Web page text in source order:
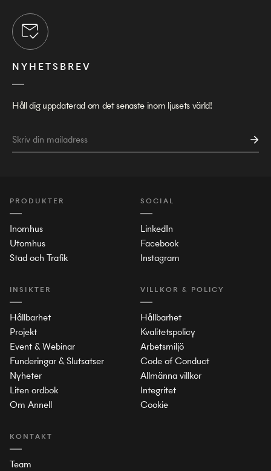
NYHETSBREV
Håll dig uppdaterad om det senaste inom ljusets värld!
PRODUKTER
Inomhus
Utomhus
Stad och Trafik
INSIKTER
Hållbarhet
Projekt
Event & Webinar
Funderingar & Slutsatser
Nyheter
Liten ordbok
Om Annell
KONTAKT
Team
SOCIAL
LinkedIn
Facebook
Instagram
VILLKOR & POLICY
Hållbarhet
Kvalitetspolicy
Arbetsmiljö
Code of Conduct
Allmänna villkor
Integritet
Cookie